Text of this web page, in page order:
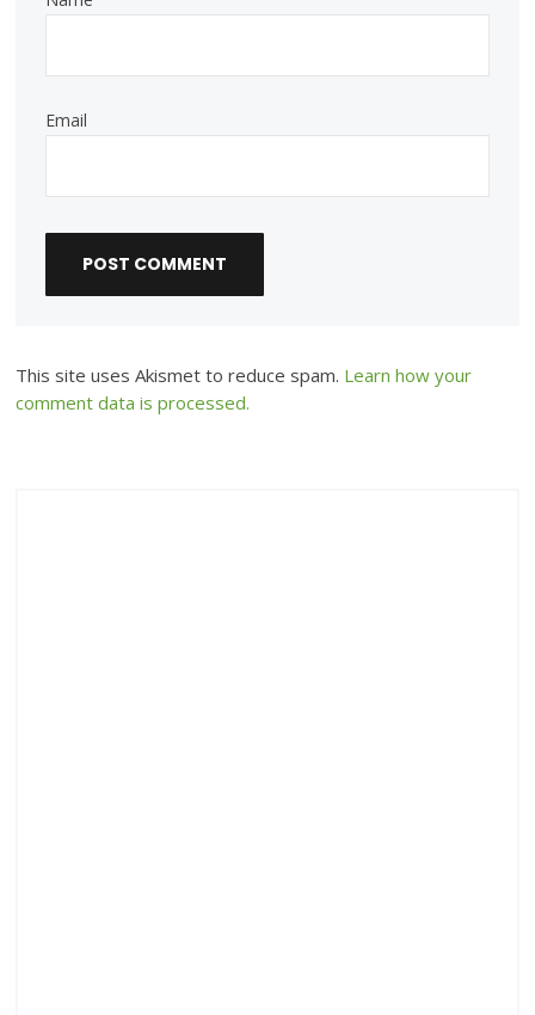
Email
This site uses Akismet to reduce spam. Learn how your
comment data is processed.